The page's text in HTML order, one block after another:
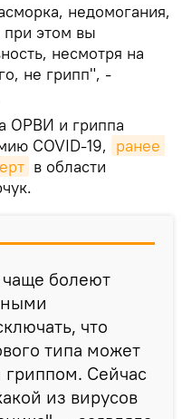
недомогания,
этом вы
несмотря на
не грипп", -
ОРВИ и гриппа
COVID-19, ранее
в области
болеют
что
типа может
гриппом. Сейчас
из вирусов